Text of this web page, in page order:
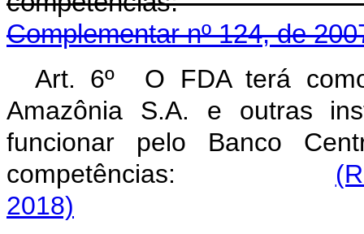
Complementar nº 124, de
Art. 6º O FDA terá
Amazônia S.A. e outras
funcionar pelo Banco
competências:
2018)